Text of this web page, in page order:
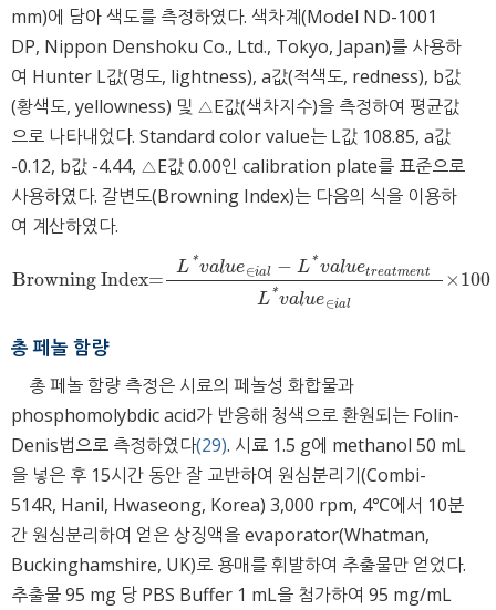
mm)에 담아 색도를 측정하였다. 색차계(Model ND-1001
DP, Nippon Denshoku Co., Ltd., Tokyo, Japan)를 사용하
여 Hunter L값(명도, lightness), a값(적색도, redness), b값
(황색도, yellowness) 및 △E값(색차지수)을 측정하여 평균값
으로 나타내었다. Standard color value는 L값 108.85, a값
-0.12, b값 -4.44, △E값 0.00인 calibration plate를 표준으로
사용하였다. 갈변도(Browning Index)는 다음의 식을 이용하
여 계산하였다.
Browning Index=
L * value∈ial − L* valuetreatment
L * value∈ial
×100
Browning Index= L*value∈ial-L*valuetreatment L*value∈ ia l
총 페놀 함량
총 페놀 함량 측정은 시료의 페놀성 화합물과
phosphomolybdic acid가 반응해 청색으로 환원되는 Folin-
Denis법으로 측정하였다(29). 시료 1.5 g에 methanol 50 mL
을 넣은 후 15시간 동안 잘 교반하여 원심분리기(Combi-
514R, Hanil, Hwaseong, Korea) 3,000 rpm, 4℃에서 10분
간 원심분리하여 얻은 상징액을 evaporator(Whatman,
Buckinghamshire, UK)로 용매를 휘발하여 추출물만 얻었다.
추출물 95 mg 당 PBS Buffer 1 mL을 첨가하여 95 mg/mL